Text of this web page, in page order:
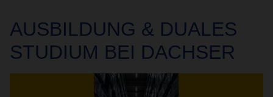
AUSBILDUNG & DUALES
STUDIUM BEI DACHSER